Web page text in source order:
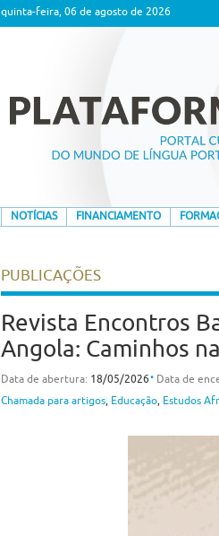
quinta-feira, 06 de agosto de 2026
NOTÍCIAS FINANCIAMENTO
PUBLICAÇÕES
Revista Encontros
Angola: Caminhos
Data de abertura: 18/05/2026⋅ Data de
Chamada para artigos, Educação, Estudos